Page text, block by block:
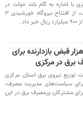
با اشاره به گام‌ بلند دولت در
توسعه انرژی‌های پاک، از افتتاح نیروگاه خورشیدی ۳
بیش از ۶ هزار قبض بازدارنده برای
برق در مرکزی
توزیع نیروی برق استان مرکزی
سیاست‌های مدیریت مصرف،
برای مشترکان پرمصرف برق در این